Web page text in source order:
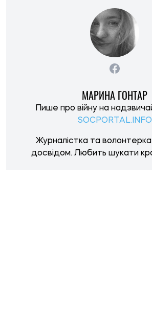
МАРИНА ГОНТАР
Пише про війну на
SOCPORTAL.INFO
Журналістка та
досвідом. Любить шукати